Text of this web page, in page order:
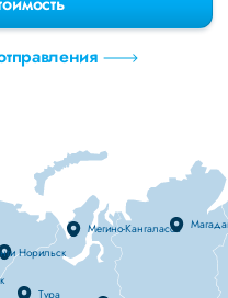
Норильск
Тура
Мегино-Кангаласск